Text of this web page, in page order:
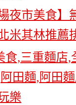
夜市美食】
米其林推薦